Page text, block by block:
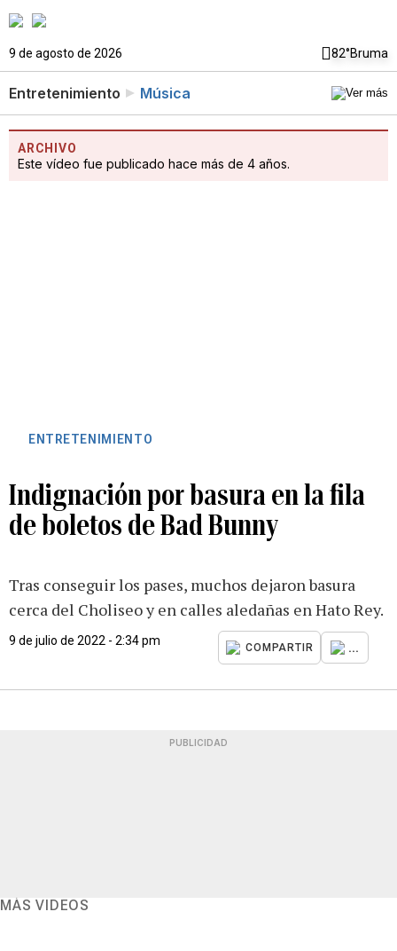
9 de agosto de 2026 82°Bruma
Entretenimiento Música
ARCHIVO
Este vídeo fue publicado hace más de 4 años.
ENTRETENIMIENTO
Indignación por basura en la fila
de boletos de Bad Bunny
Tras conseguir los pases, muchos dejaron basura
cerca del Choliseo y en calles aledañas en Hato Rey.
9 de julio de 2022 - 2:34 pm
COMPARTIR ...
PUBLICIDAD
MÁS VIDEOS